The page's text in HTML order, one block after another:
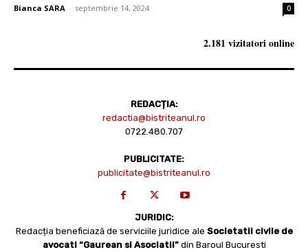
Bianca SARA - septembrie 14, 2024 0
2.181 vizitatori online
REDACȚIA:
redactia@bistriteanul.ro
0722.480.707
PUBLICITATE:
publicitate@bistriteanul.ro
JURIDIC:
Redacția beneficiază de serviciile juridice ale Societatii civile de
avocati “Gaurean si Asociatii” din Baroul Bucuresti